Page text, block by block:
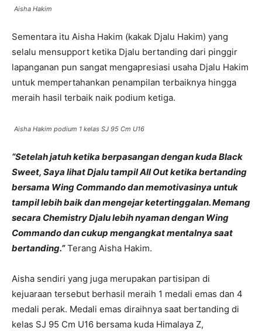
Aisha Hakim
Sementara itu Aisha Hakim (kakak Djalu Hakim) yang
selalu mensupport ketika Djalu bertanding dari pinggir
lapanganan pun sangat mengapresiasi usaha Djalu Hakim
untuk mempertahankan penampilan terbaiknya hingga
meraih hasil terbaik naik podium ketiga.
Aisha Hakim podium 1 kelas SJ 95 Cm U16
“Setelah jatuh ketika berpasangan dengan kuda Black
Sweet, Saya lihat Djalu tampil All Out ketika bertanding
bersama Wing Commando dan memotivasinya untuk
tampil lebih baik dan mengejar ketertinggalan. Memang
secara Chemistry Djalu lebih nyaman dengan Wing
Commando dan cukup mengangkat mentalnya saat
bertanding.”Terang Aisha Hakim.
Aisha sendiri yang juga merupakan partisipan di
kejuaraan tersebut berhasil meraih 1 medali emas dan 4
medali perak. Medali emas diraihnya saat bertanding di
kelas SJ 95 Cm U16 bersama kuda Himalaya Z,